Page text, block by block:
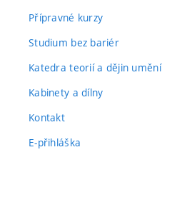
Přípravné kurzy
Studium bez bariér
Katedra teorií a dějin umění
Kabinety a dílny
Kontakt
E-přihláška